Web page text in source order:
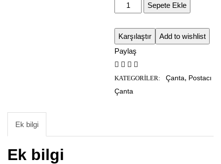
Sepete Ekle
Karşılaştır
Add to wishlist
Paylaş
KATEGORILER: Çanta, Postacı
Çanta
Ek bilgi
Ek bilgi